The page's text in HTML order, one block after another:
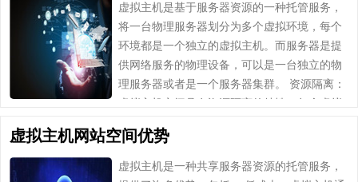
虚拟主机是基于服务器资源的一种托管服务，
将一台物理服务器划分为多个虚拟环境，每个
环境都是一个独立的虚拟主机。而服务器是提
供网络服务的物理设备，可以是一台独立的物
理服务器或者是一个服务器集群。 资源隔离：
源配额。……
虚拟主机网站空间优势
虚拟主机是一种共享服务器资源的托管服务，